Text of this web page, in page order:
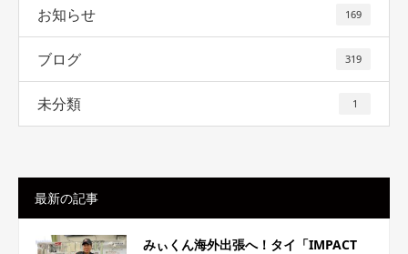
お知らせ 169
ブログ 319
未分類 1
最新の記事
みぃくん海外出張へ！タイ「IMPACT